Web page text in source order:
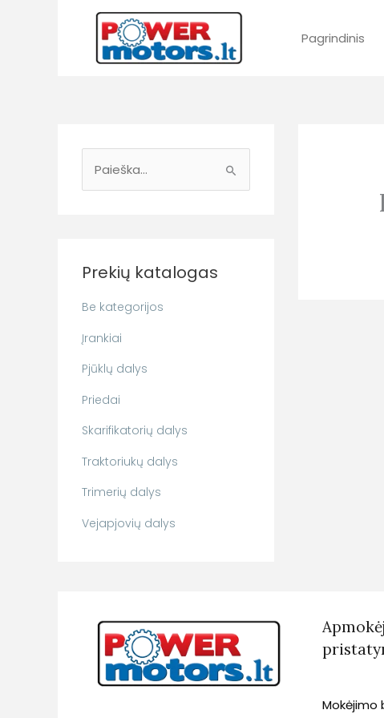
Pagrindinis
o
:
Prekių katalogas
Be kategorijos
Įrankiai
Pjūklų dalys
Priedai
Skarifikatorių dalys
Traktoriukų dalys
Trimerių dalys
Vejapjovių dalys
Mokėjimo